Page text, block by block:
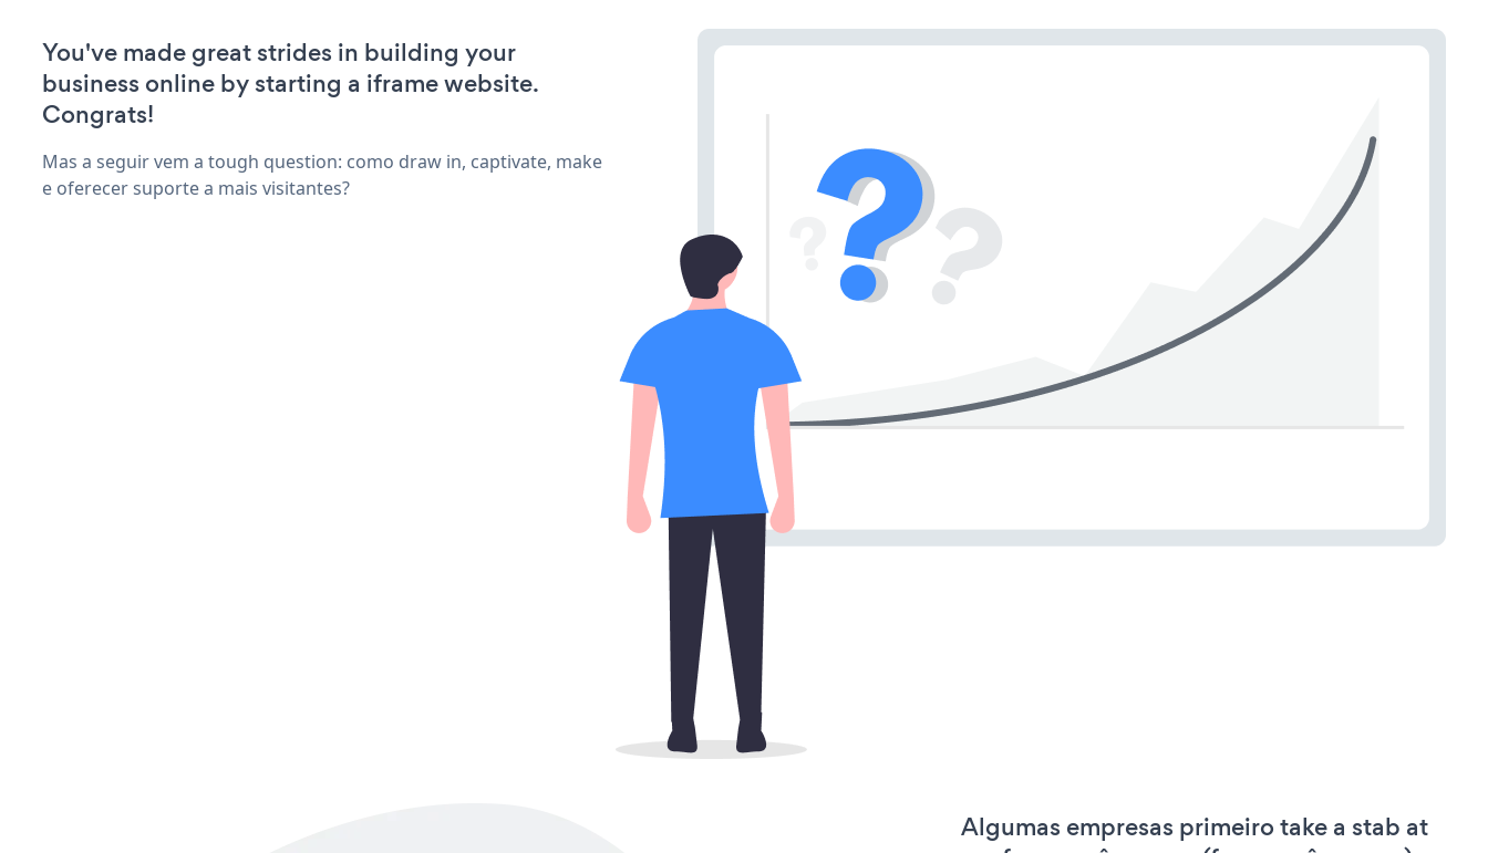
You've made great strides in building your
business online by starting a iframe website.
Congrats!
Mas a seguir vem a tough question: como draw in, captivate, make
e oferecer suporte a mais visitantes?
Algumas empresas primeiro take a stab at